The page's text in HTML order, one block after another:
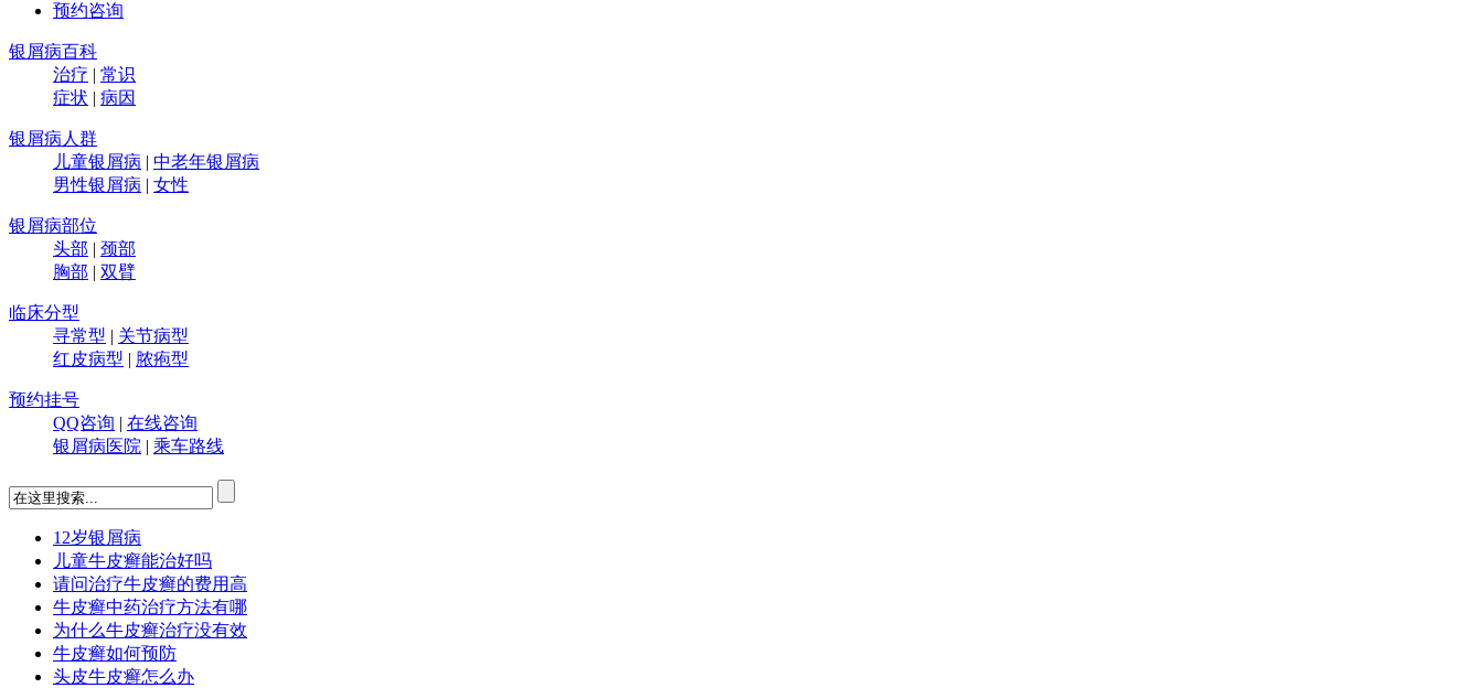
预约咨询
银屑病百科
治疗 | 常识
症状 | 病因
银屑病人群
儿童银屑病 | 中老年银屑病
男性银屑病 | 女性
银屑病部位
头部 | 颈部
胸部 | 双臂
临床分型
寻常型 | 关节病型
红皮病型 | 脓疱型
预约挂号
QQ咨询 | 在线咨询
银屑病医院 | 乘车路线
12岁银屑病
儿童牛皮癣能治好吗
请问治疗牛皮癣的费用高
牛皮癣中药治疗方法有哪
为什么牛皮癣治疗没有效
牛皮癣如何预防
头皮牛皮癣怎么办